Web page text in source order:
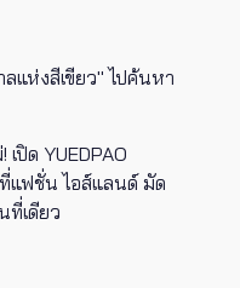
แห่งสีเขียว" ไปค้นหา
ปิด YUEDPAO
แฟชั่น ไอส์แลนด์ มัด
ที่เดียว